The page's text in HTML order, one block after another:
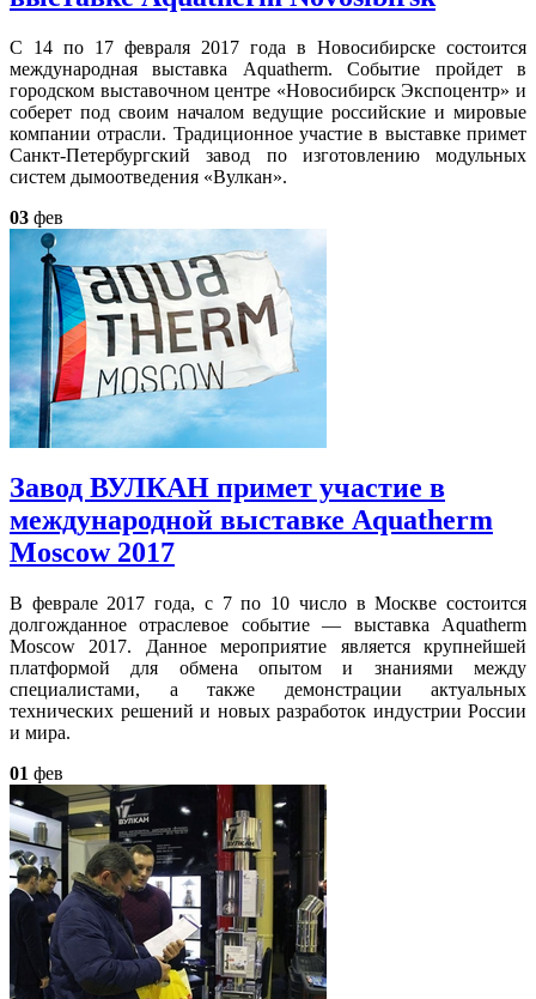
С 14 по 17 февраля 2017 года в Новосибирске состоится
международная выставка Aquatherm. Событие пройдет в
городском выставочном центре «Новосибирск Экспоцентр» и
соберет под своим началом ведущие российские и мировые
компании отрасли. Традиционное участие в выставке примет
Санкт-Петербургский завод по изготовлению модульных
систем дымоотведения «Вулкан».
03 фев
Завод ВУЛКАН примет участие в
международной выставке Aquatherm
Moscow 2017
В феврале 2017 года, с 7 по 10 число в Москве состоится
долгожданное отраслевое событие — выставка Aquatherm
Moscow 2017. Данное мероприятие является крупнейшей
платформой для обмена опытом и знаниями между
специалистами, а также демонстрации актуальных
технических решений и новых разработок индустрии России
и мира.
01 фев